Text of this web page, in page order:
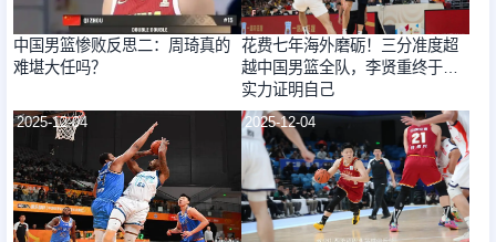
中国男篮惨败反思二：周琦真的
难堪大任吗？
花费七年海外磨砺！三分准度超
越中国男篮全队，李贤重终于用
实力证明自己
2025-12-04 2025-12-04